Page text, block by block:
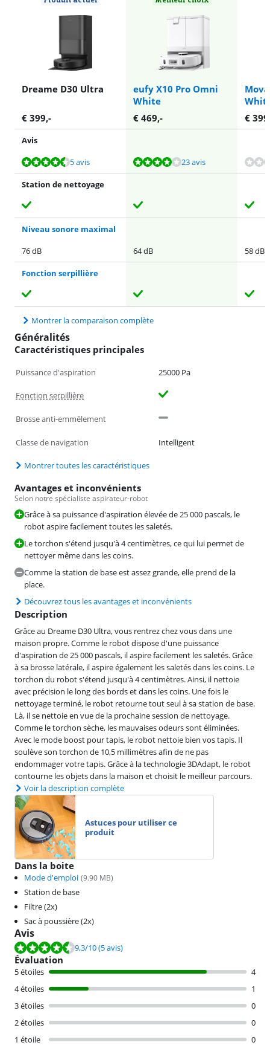
Dreame D30 Ultra
eufy X10 Pro Omni
White
€ 399,- € 469,- € 399
Avis
La note est de 9,3 sur 10, basée sur 5 avis.
5 avis
La note est de 8,3 sur 10, basée sur 23 avis. 23 avis
La note est de 7,9 sur 10, basée sur 20 avis.
La note est de 7,5 sur 10, basée sur 21 avis.
Station de nettoyage
Niveau sonore maximal
76 dB
64 dB 58 dB
Fonction serpillière
Montrer la comparaison complète
Généralités
Caractéristiques principales
Puissance d'aspiration 25000 Pa
Fonction serpillière
Brosse anti-emmêlement
Classe de navigation Intelligent
Montrer toutes les caractéristiques
Avantages et inconvénients
Selon notre spécialiste aspirateur-robot
Grâce à sa puissance d'aspiration élevée de 25 000 pascals, le
robot aspire facilement toutes les saletés.
Le torchon s'étend jusqu'à 4 centimètres, ce qui lui permet de
nettoyer même dans les coins.
Comme la station de base est assez grande, elle prend de la
place.
Découvrez tous les avantages et inconvénients
Description
Grâce au Dreame D30 Ultra, vous rentrez chez vous dans une
maison propre. Comme le robot dispose d'une puissance
d'aspiration de 25 000 pascals, il aspire facilement les saletés. Grâce
à sa brosse latérale, il aspire également les saletés dans les coins. Le
torchon du robot s'étend jusqu'à 4 centimètres. Ainsi, il nettoie
avec précision le long des bords et dans les coins. Une fois le
nettoyage terminé, le robot retourne tout seul à sa station de base.
Là, il se nettoie en vue de la prochaine session de nettoyage.
Comme le torchon sèche, les mauvaises odeurs sont éliminées.
Avec le mode boost pour tapis, le robot nettoie bien vos tapis. Il
soulève son torchon de 10,5 millimètres afin de ne pas
endommager votre tapis. Grâce à la technologie 3DAdapt, le robot
contourne les objets dans la maison et choisit le meilleur parcours.
Voir la description complète
Astuces pour utiliser ce
produit
Dans la boite
Mode d'emploi (9.90 MB)
Station de base
Filtre (2x)
Sac à poussière (2x)
Avis
La note est de 9,3 sur 10, basée sur 5 avis.
9,3/10(5 avis)
Évaluation
5 étoiles
4
4 étoiles
1
3 étoiles
0
2 étoiles
0
1 étoile
0